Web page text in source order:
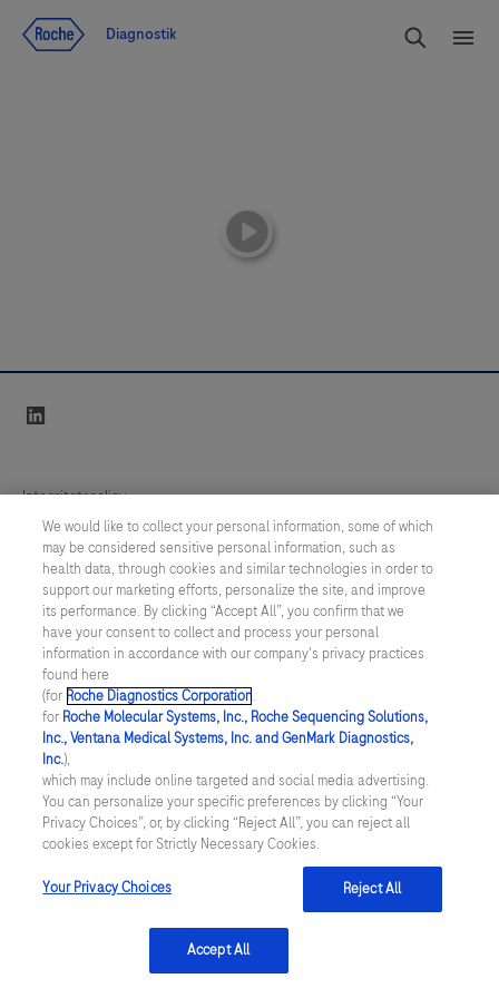
Diagnostik
playicon
Integritetspolicy
Inställningar för cookies
Kontakt
SWEDEN/Svenska
© 2026 Roche Diagnostics Sverige (Roche Diagnostics Scandinavia AB)
Senast uppdaterad: 09.08.2026
Den här webbplatsen är riktad till en bred målgrupp. Det kan
därför förekomma produktinformation eller annan information som
inte är tillämplig för dig eller landet du är verksam i. Observera att
vi inte är ansvariga för eventuell användning av information som
inte uppfyller lagkrav eller regler om godkännande eller
We would like to collect your personal information, some of which
may be considered sensitive personal information, such as
health data, through cookies and similar technologies in order to
support our marketing efforts, personalize the site, and improve
its performance. By clicking “Accept All”, you confirm that we
have your consent to collect and process your personal
information in accordance with our company's privacy practices
found here
(for Roche Diagnostics Corporation.
for Roche Molecular Systems, Inc., Roche Sequencing Solutions,
Inc., Ventana Medical Systems, Inc. and GenMark Diagnostics,
Inc.),
which may include online targeted and social media advertising.
You can personalize your specific preferences by clicking “Your
Privacy Choices”, or, by clicking “Reject All”, you can reject all
cookies except for Strictly Necessary Cookies.
Your Privacy Choices Reject All
Accept All